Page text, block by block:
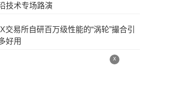
技术专场路演
交易所自研百万级性能的“涡轮”撮合引
好用
x